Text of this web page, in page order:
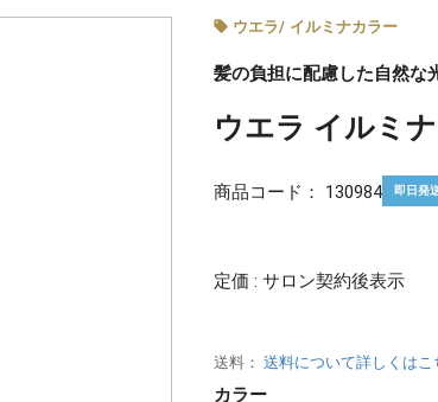
ウエラ/ イルミナカラー
髪の負担に配慮した自然な
ウエラ イルミ
商品コード： 130984 即日発
定価 : サロン契約後表示
送料： 送料について詳しくはこ
カラー